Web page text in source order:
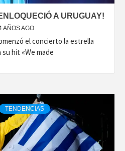
A URUGUAY!
AÑOS AGO
el concierto la estrella
hit «We made
TENDENCIAS